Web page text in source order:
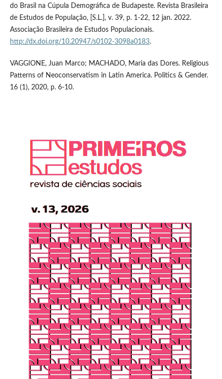
do Brasil na Cúpula Demográfica de Budapeste. Revista Brasileira
de Estudos de População, [S.L.], v. 39, p. 1-22, 12 jan. 2022.
Associação Brasileira de Estudos Populacionais.
http://dx.doi.org/10.20947/s0102-3098a0183.
VAGGIONE, Juan Marco; MACHADO, Maria das Dores. Religious
Patterns of Neoconservatism in Latin America. Politics & Gender.
16 (1), 2020, p. 6-10.